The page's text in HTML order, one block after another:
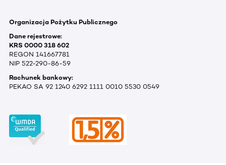
Organizacja Pożytku Publicznego
Dane rejestrowe:
KRS 0000 318 602
REGON 141667781
NIP 522-290-86-59
Rachunek bankowy:
PEKAO SA 92 1240 6292 1111 0010 5530 0549